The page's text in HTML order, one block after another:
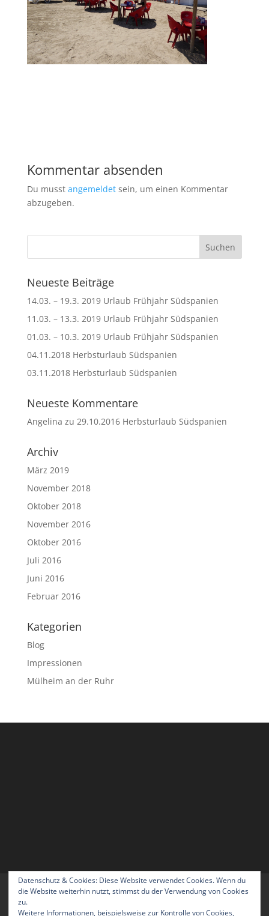
Kommentar absenden
Du musst angemeldetsein, um einen Kommentar
abzugeben.
Neueste Beiträge
14.03. – 19.3. 2019 Urlaub Frühjahr Südspanien
11.03. – 13.3. 2019 Urlaub Frühjahr Südspanien
01.03. – 10.3. 2019 Urlaub Frühjahr Südspanien
04.11.2018 Herbsturlaub Südspanien
03.11.2018 Herbsturlaub Südspanien
Neueste Kommentare
Angelina zu 29.10.2016 Herbsturlaub Südspanien
Archiv
März 2019
November 2018
Oktober 2018
November 2016
Oktober 2016
Juli 2016
Juni 2016
Februar 2016
Kategorien
Blog
Impressionen
Mülheim an der Ruhr
Home Blog Über uns
Kontakt
Datenschutz & Cookies: Diese Website verwendet Cookies. Wenn du
die Website weiterhin nutzt, stimmst du der Verwendung von Cookies
zu.
Weitere Informationen, beispielsweise zur Kontrolle von Cookies,